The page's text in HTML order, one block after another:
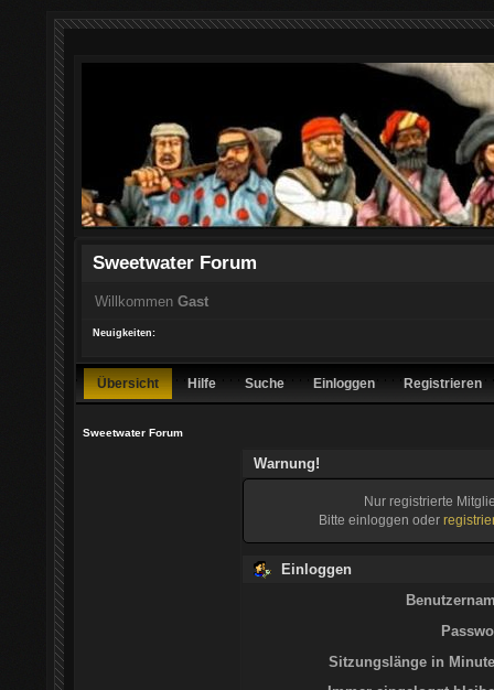
Sweetwater Forum
Willkommen Gast
Neuigkeiten:
Übersicht Hilfe Suche Einloggen Registrieren
Sweetwater Forum
Warnung!
Nur registrierte
Bitte einloggen oder
Einloggen
Sitzungslänge in